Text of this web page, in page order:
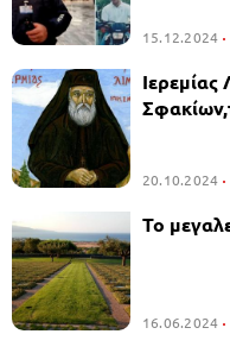
15.12.2024
20.10.2024
Το
16.06.2024